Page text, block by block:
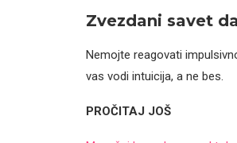
Zvezdani savet
Nemojte reagovati
vas vodi intuicija, a ne bes.
PROČITAJ JOŠ